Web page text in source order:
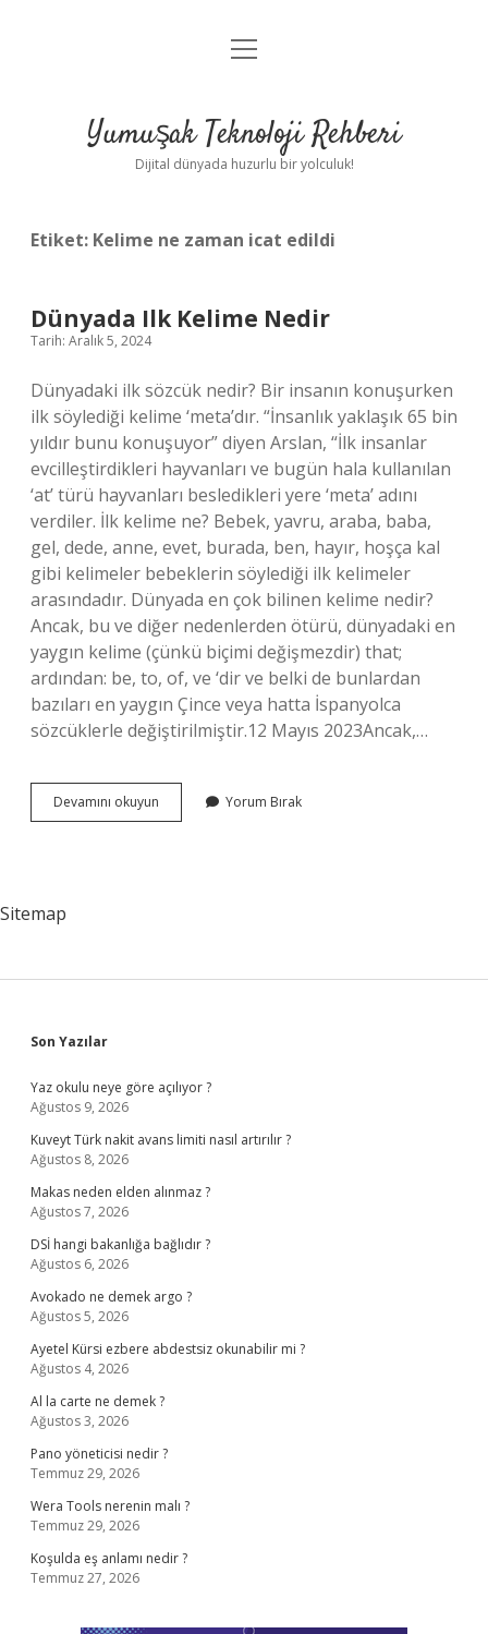
Anasayfa
Yasal Uyarı
menüyü
Yumuşak Teknoloji Rehberi
Dijital dünyada huzurlu bir yolculuk!
Etiket: Kelime ne zaman icat edildi
Dünyada Ilk Kelime Nedir
Tarih: Aralık 5, 2024
Dünyadaki ilk sözcük nedir? Bir insanın konuşurken
ilk söylediği kelime ‘meta’dır. “İnsanlık yaklaşık 65 bin
yıldır bunu konuşuyor” diyen Arslan, “İlk insanlar
evcilleştirdikleri hayvanları ve bugün hala kullanılan
‘at’ türü hayvanları besledikleri yere ‘meta’ adını
verdiler. İlk kelime ne? Bebek, yavru, araba, baba,
gel, dede, anne, evet, burada, ben, hayır, hoşça kal
gibi kelimeler bebeklerin söylediği ilk kelimeler
arasındadır. Dünyada en çok bilinen kelime nedir?
Ancak, bu ve diğer nedenlerden ötürü, dünyadaki en
yaygın kelime (çünkü biçimi değişmezdir) that;
ardından: be, to, of, ve ‘dir ve belki de bunlardan
bazıları en yaygın Çince veya hatta İspanyolca
sözcüklerle değiştirilmiştir.12 Mayıs 2023Ancak,…
Devamını okuyun Dünyada
Ilk
Yorum Bırak
Sitemap
Sidebar
Son Yazılar
Yaz okulu neye göre açılıyor ?
Ağustos 9, 2026
Kuveyt Türk nakit avans limiti nasıl artırılır ?
Ağustos 8, 2026
Makas neden elden alınmaz ?
Ağustos 7, 2026
DSİ hangi bakanlığa bağlıdır ?
Ağustos 6, 2026
Avokado ne demek argo ?
Ağustos 5, 2026
Ayetel Kürsi ezbere abdestsiz okunabilir mi ?
Ağustos 4, 2026
Al la carte ne demek ?
Ağustos 3, 2026
Pano yöneticisi nedir ?
Temmuz 29, 2026
Wera Tools nerenin malı ?
Temmuz 29, 2026
Koşulda eş anlamı nedir ?
Temmuz 27, 2026